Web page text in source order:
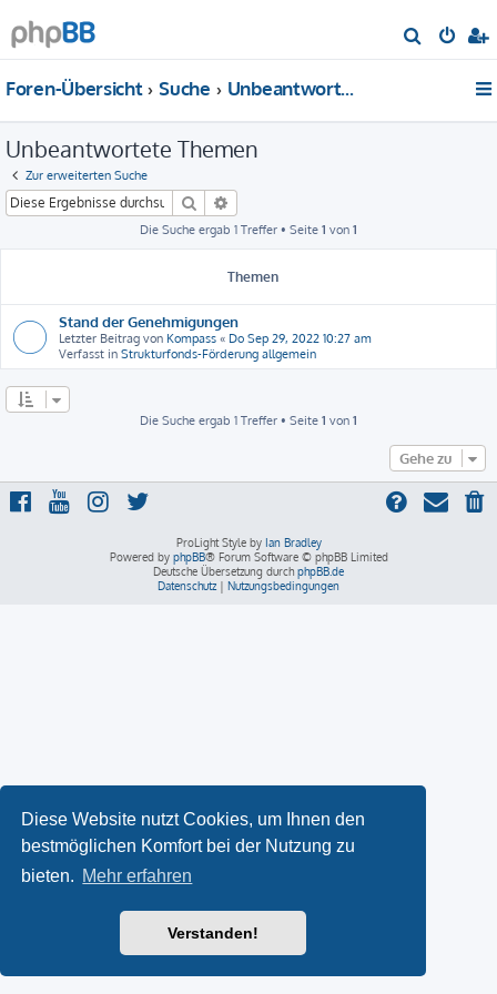
Diese Website nutzt Cookies, um Ihnen den
bestmöglichen Komfort bei der Nutzung zu
bieten. Mehr erfahren
Verstanden!
u
Foren-Übersicht Suche Unbeantwortete Themen
Unbeantwortete Themen
Zur erweiterten Suche
Suche
Die Suche ergab 1 Treffer • Seite 1 von 1
Themen
Stand der Genehmigungen
Letzter Beitrag von Kompass « Do Sep 29, 2022 10:27 am
Verfasst in Strukturfonds-Förderung allgemein
Die Suche ergab 1 Treffer • Seite 1 von 1
Gehe zu
ProLight Style by Ian Bradley
Powered by phpBB® Forum Software © phpBB Limited
Deutsche Übersetzung durch phpBB.de
Datenschutz | Nutzungsbedingungen